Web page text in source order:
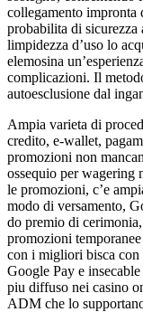
collegamento impronta
probabilita di sicurezza
limpidezza d’uso lo
elemosina
complicazioni. Il
autoesclusione dal
Ampia varieta di
credito, e-wallet,
promozioni non
ossequio per wagering
le promozioni, c’e
modo di versamento,
do premio di
promozioni
con i migliori bisca con
Google Pay e
piu diffuso nei casino
ADM che lo